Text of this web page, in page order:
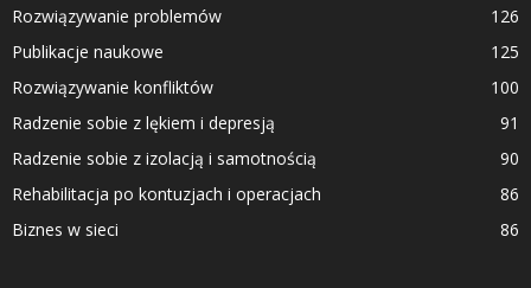
Rozwiązywanie problemów
126
Publikacje naukowe
125
Rozwiązywanie konfliktów
100
Radzenie sobie z lękiem i depresją
91
Radzenie sobie z izolacją i samotnością
90
Rehabilitacja po kontuzjach i operacjach
86
Biznes w sieci
86